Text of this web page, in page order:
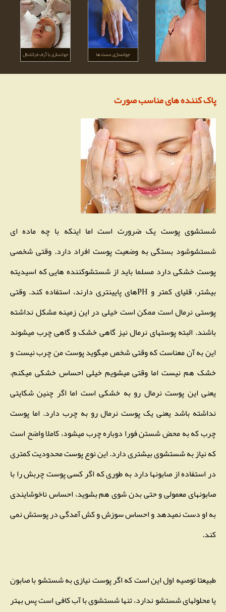
پاک کننده های مناسب صورت
شستشوی پوست یک ضرورت است اما اینکه با چه ماده ای
شستشوشود بستگی به وضعیت پوست افراد دارد. وقتی شخصی
پوست خشکی دارد مسلما باید از شستشوکننده هایی که اسیدیته
بیشتر، قلیای کمتر و PHهای پایینتری دارند، استفاده کند. وقتی
پوستی نرمال است ممکن است خیلی در این زمینه مشکل نداشته
باشند. البته پوستهای نرمال نیز گاهی خشک و گاهی چرب میشوند
این به آن معناست که وقتی شخص میگوید پوست من چرب نیست و
خشک هم نیست اما وقتی میشویم خیلی احساس خشکی میکنم،
یعنی این پوست نرمال رو به خشکی است اما اگر چنین شکایتی
نداشته باشد یعنی یک پوست نرمال رو به چرب دارد. اما پوست
چرب که به محض شستن فورا دوباره چرب میشود، کاملا واضح است
که نیاز به شستشوی بیشتری دارد. این نوع پوست محدودیت کمتری
در استفاده از صابونها دارد به طوری که اگر کسی پوست چربش را با
صابونهای معمولی و حتی بدن شوی هم بشوید، احساس ناخوشایندی
به او دست نمیدهد و احساس سوزش و کش آمدگی در پوستش نمی
کند.
طبیعتا توصیه اول این است که اگر پوست نیازی به شستشو با صابون
یا محلولهای شستشو ندارد، تنها شستشوی با آب کافی است پس بهتر